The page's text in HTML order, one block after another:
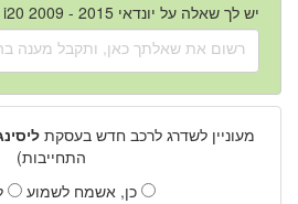
יש לך שאלה על יונדאי i20 2009 - 2015 יד שנייה?
מעוניין לשדרג לרכב חדש בעסקת
התחייבות)
כן, אשמח לשמוע